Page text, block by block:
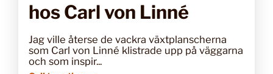
hos Carl von Linné
Jag ville återse de vackra växtplanscherna
som Carl von Linné klistrade upp på väggarna
och som inspir...